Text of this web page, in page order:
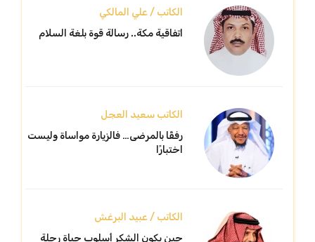
الكاتب / علي المالكي
اتفاقية مكة.. رسالة قوة بلغة السلام
الكاتب سعيد العجل
رفقًا بالمرضى… فالزيارة مواساة وليست
اختبارًا
الكاتب / عبيد البرغش
حين يكون الشكر أسلوب حياة رحلة